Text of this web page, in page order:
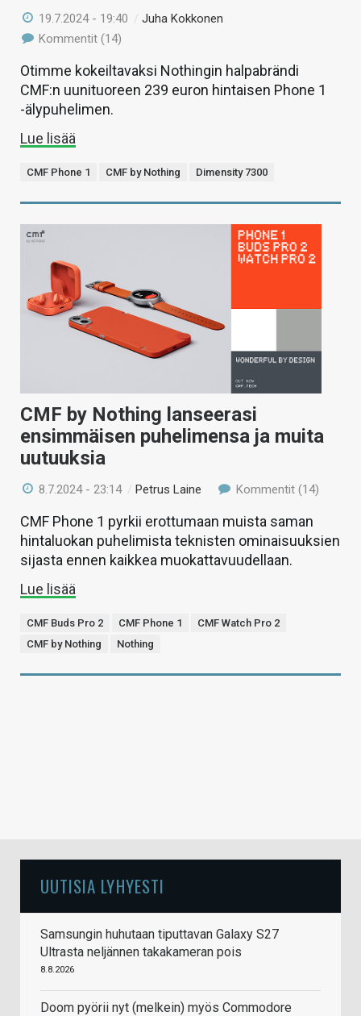
19.7.2024 - 19:40 /Juha Kokkonen
Kommentit (14)
Otimme kokeiltavaksi Nothingin halpabrändi
CMF:n uunituoreen 239 euron hintaisen Phone 1
-älypuhelimen.
Lue lisää
CMF Phone 1 CMF by Nothing Dimensity 7300
CMF by Nothing lanseerasi
ensimmäisen puhelimensa ja muita
uutuuksia
8.7.2024 - 23:14 /Petrus Laine Kommentit (14)
CMF Phone 1 pyrkii erottumaan muista saman
hintaluokan puhelimista teknisten ominaisuuksien
sijasta ennen kaikkea muokattavuudellaan.
Lue lisää
CMF Buds Pro 2 CMF Phone 1
CMF Watch Pro 2
CMF by Nothing
Nothing
UUTISIA LYHYESTI
Samsungin huhutaan tiputtavan Galaxy S27
Ultrasta neljännen takakameran pois
8.8.2026
Doom pyörii nyt (melkein) myös Commodore